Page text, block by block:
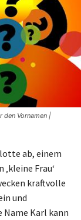
den Vornamen |
ab, einem
Frau‘
kraftvolle
und
Name Karl kann